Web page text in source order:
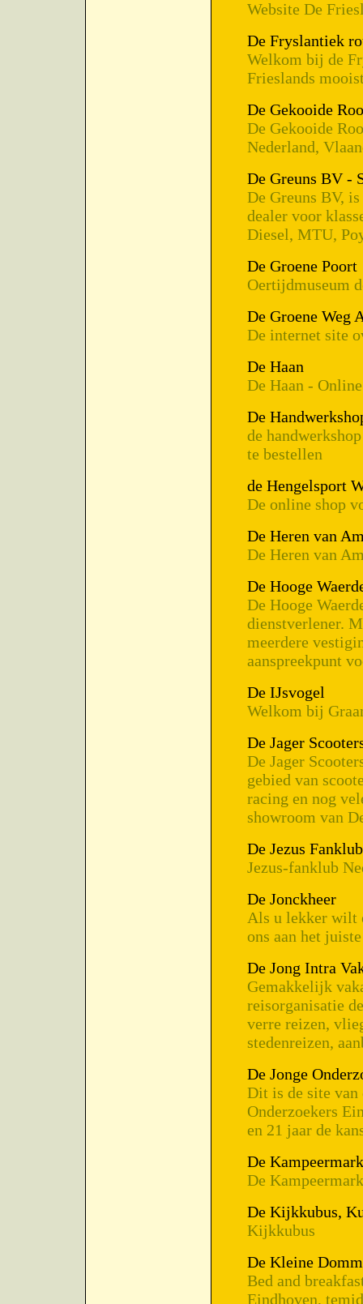
Website De
De Fryslantiek
Welkom bij de
Frieslands
De Gekooide
De Gekooide
Nederland,
De Greuns BV -
De Greuns BV,
dealer voor
Diesel, MTU,
De Groene Poort
Oertijdmuseum
De Groene Weg
De internet site
De Haan
De Haan -
De
de
te bestellen
de Hengelsport
De online shop
De Heren van
De Heren van
De Hooge
De Hooge
dienstverlener.
meerdere
aanspreekpunt
De IJsvogel
Welkom bij
De Jager
De Jager
gebied van
racing en nog
showroom van
De Jezus Fanklub
Jezus-fanklub
De Jonckheer
Als u lekker wilt
ons aan het
De Jong Intra
Gemakkelijk
reisorganisatie
verre reizen,
stedenreizen,
De Jonge
Dit is de site van
Onderzoekers
en 21 jaar de
De
De
De Kijkkubus,
Kijkkubus
De Kleine
Bed and
Eindhoven,